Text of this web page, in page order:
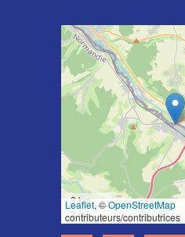
3 km
3 mi
Leaflet, ©OpenStreetMap
contributeurs/contributrices